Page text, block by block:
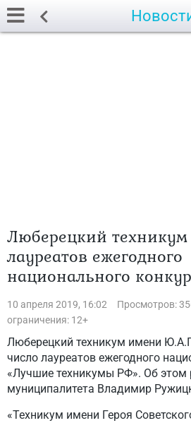
Люберецкий
лауреатов ежегодного
национального
10 апреля 2019, 16:02
Просмотров:
ограничения: 12+
Люберецкий техникум имени
число лауреатов ежегодного
«Лучшие техникумы РФ». Об этом
муниципалитета Владимир
«Техникум имени Героя